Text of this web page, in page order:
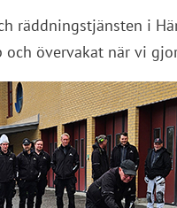
räddningstjänsten i
och övervakat när vi